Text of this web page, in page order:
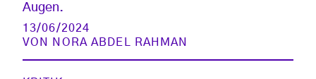
Augen.
13/06/2024
VON
NORA ABDEL RAHMAN